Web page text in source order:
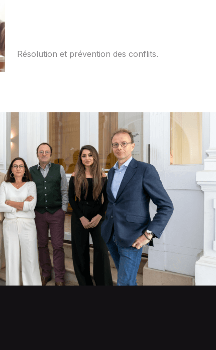
Résolution et prévention des conflits.